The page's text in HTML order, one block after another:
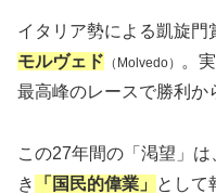
イタリア勢による凱旋
モルヴェド （Molvedo）
。
最高峰のレースで勝利か
この27年間の「渇望」
き
「国民的偉業」
として